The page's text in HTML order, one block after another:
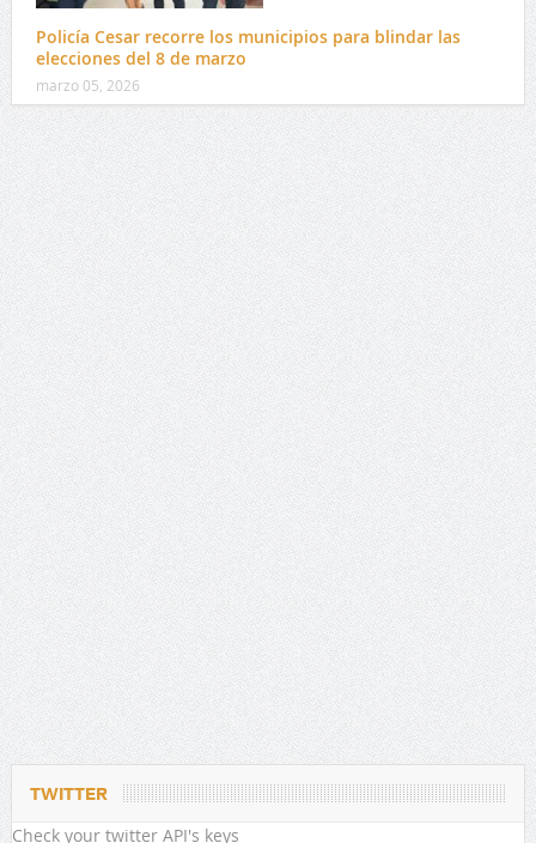
Policía Cesar recorre los municipios para blindar las
elecciones del 8 de marzo
marzo 05, 2026
TWITTER
Check your twitter API's keys